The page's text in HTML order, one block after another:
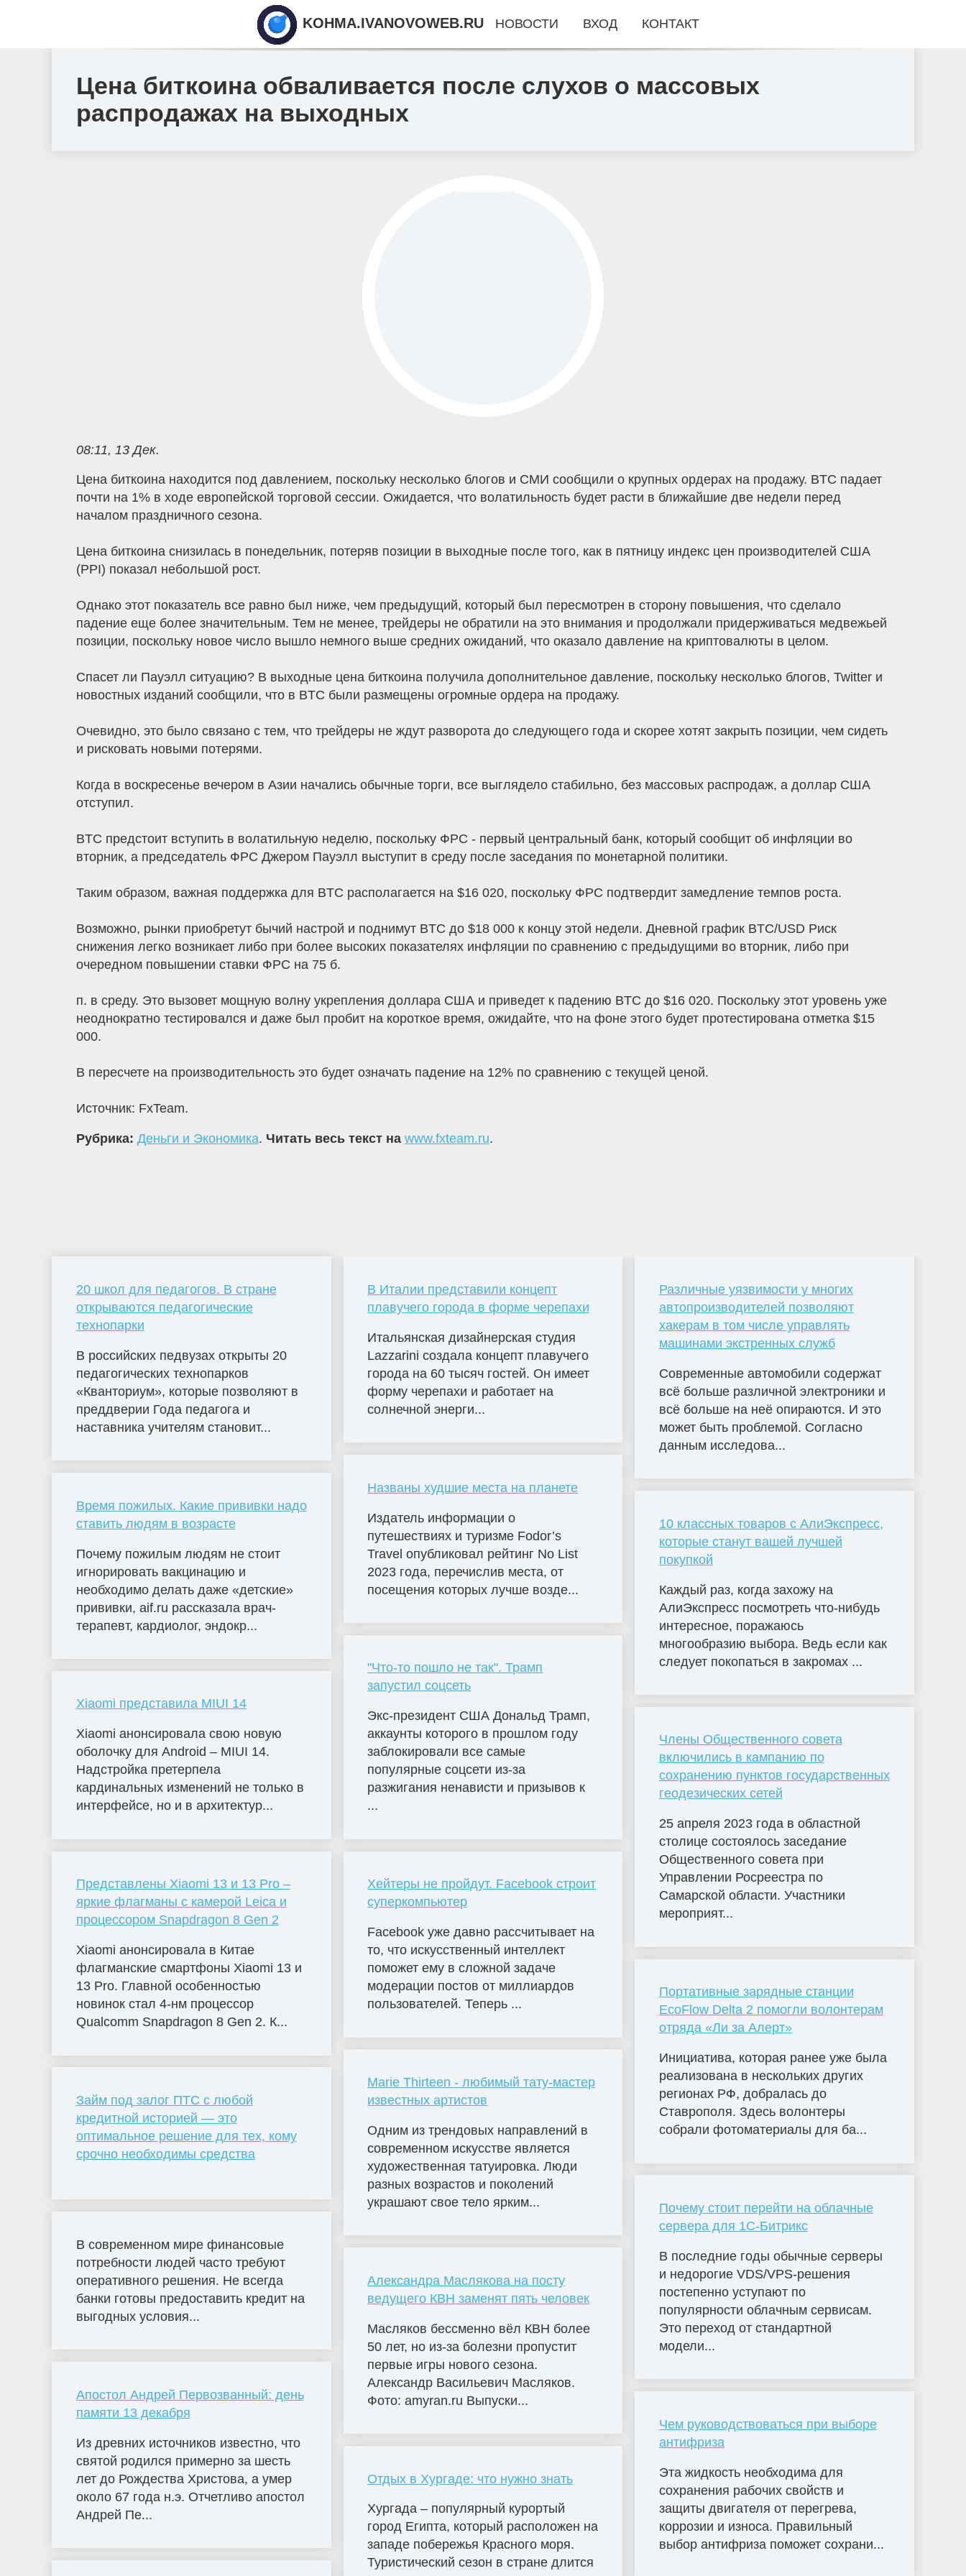
Цена биткоина обваливается после слухов о массовых
распродажах на выходных
08:11, 13 Дек.
Цена биткоина находится под давлением, поскольку несколько блогов и СМИ сообщили о крупных ордерах на продажу. BTC падает
почти на 1% в ходе европейской торговой сессии. Ожидается, что волатильность будет расти в ближайшие две недели перед
началом праздничного сезона.
Цена биткоина снизилась в понедельник, потеряв позиции в выходные после того, как в пятницу индекс цен производителей США
(PPI) показал небольшой рост.
Однако этот показатель все равно был ниже, чем предыдущий, который был пересмотрен в сторону повышения, что сделало
падение еще более значительным. Тем не менее, трейдеры не обратили на это внимания и продолжали придерживаться медвежьей
позиции, поскольку новое число вышло немного выше средних ожиданий, что оказало давление на криптовалюты в целом.
Спасет ли Пауэлл ситуацию? В выходные цена биткоина получила дополнительное давление, поскольку несколько блогов, Twitter и
новостных изданий сообщили, что в BTC были размещены огромные ордера на продажу.
Очевидно, это было связано с тем, что трейдеры не ждут разворота до следующего года и скорее хотят закрыть позиции, чем сидеть
и рисковать новыми потерями.
Когда в воскресенье вечером в Азии начались обычные торги, все выглядело стабильно, без массовых распродаж, а доллар США
отступил.
BTC предстоит вступить в волатильную неделю, поскольку ФРС - первый центральный банк, который сообщит об инфляции во
вторник, а председатель ФРС Джером Пауэлл выступит в среду после заседания по монетарной политики.
Таким образом, важная поддержка для BTC располагается на $16 020, поскольку ФРС подтвердит замедление темпов роста.
Возможно, рынки приобретут бычий настрой и поднимут BTC до $18 000 к концу этой недели. Дневной график BTC/USD Риск
снижения легко возникает либо при более высоких показателях инфляции по сравнению с предыдущими во вторник, либо при
очередном повышении ставки ФРС на 75 б.
п. в среду. Это вызовет мощную волну укрепления доллара США и приведет к падению BTC до $16 020. Поскольку этот уровень уже
неоднократно тестировался и даже был пробит на короткое время, ожидайте, что на фоне этого будет протестирована отметка $15
000.
В пересчете на производительность это будет означать падение на 12% по сравнению с текущей ценой.
Источник: FxTeam.
Рубрика: Деньги и Экономика. Читать весь текст на www.fxteam.ru.
20 школ для педагогов. В стране
открываются педагогические
технопарки
В российских педвузах открыты 20
педагогических технопарков
«Кванториум», которые позволяют в
преддверии Года педагога и
наставника учителям становит...
Время пожилых. Какие прививки надо
ставить людям в возрасте
Почему пожилым людям не стоит
игнорировать вакцинацию и
необходимо делать даже «детские»
прививки, aif.ru рассказала врач-
терапевт, кардиолог, эндокр...
Xiaomi представила MIUI 14
Xiaomi анонсировала свою новую
оболочку для Android – MIUI 14.
Надстройка претерпела
кардинальных изменений не только в
интерфейсе, но и в архитектур...
Представлены Xiaomi 13 и 13 Pro –
яркие флагманы с камерой Leica и
процессором Snapdragon 8 Gen 2
Xiaomi анонсировала в Китае
флагманские смартфоны Xiaomi 13 и
13 Pro. Главной особенностью
новинок стал 4-нм процессор
Qualcomm Snapdragon 8 Gen 2. К...
Займ под залог ПТС с любой
кредитной историей — это
оптимальное решение для тех, кому
срочно необходимы средства
В современном мире финансовые
потребности людей часто требуют
оперативного решения. Не всегда
банки готовы предоставить кредит на
выгодных условия...
Апостол Андрей Первозванный: день
памяти 13 декабря
Из древних источников известно, что
святой родился примерно за шесть
лет до Рождества Христова, а умер
около 67 года н.э. Отчетливо апостол
Андрей Пе...
В Италии представили концепт
плавучего города в форме черепахи
Итальянская дизайнерская студия
Lazzarini создала концепт плавучего
города на 60 тысяч гостей. Он имеет
форму черепахи и работает на
солнечной энерги...
Названы худшие места на планете
Издатель информации о
путешествиях и туризме Fodor’s
Travel опубликовал рейтинг No List
2023 года, перечислив места, от
посещения которых лучше возде...
"Что-то пошло не так". Трамп
запустил соцсеть
Экс-президент США Дональд Трамп,
аккаунты которого в прошлом году
заблокировали все самые
популярные соцсети из-за
разжигания ненависти и призывов к
...
Хейтеры не пройдут. Facebook строит
суперкомпьютер
Facebook уже давно рассчитывает на
то, что искусственный интеллект
поможет ему в сложной задаче
модерации постов от миллиардов
пользователей. Теперь ...
Marie Thirteen - любимый тату-мастер
известных артистов
Одним из трендовых направлений в
современном искусстве является
художественная татуировка. Люди
разных возрастов и поколений
украшают свое тело ярким...
Александра Маслякова на посту
ведущего КВН заменят пять человек
Масляков бессменно вёл КВН более
50 лет, но из-за болезни пропустит
первые игры нового сезона.
Александр Васильевич Масляков.
Фото: amyran.ru Выпуски...
Отдых в Хургаде: что нужно знать
Хургада – популярный курортый
город Египта, который расположен на
западе побережья Красного моря.
Туристический сезон в стране длится
Различные уязвимости у многих
автопроизводителей позволяют
хакерам в том числе управлять
машинами экстренных служб
Современные автомобили содержат
всё больше различной электроники и
всё больше на неё опираются. И это
может быть проблемой. Согласно
данным исследова...
10 классных товаров с АлиЭкспресс,
которые станут вашей лучшей
покупкой
Каждый раз, когда захожу на
АлиЭкспресс посмотреть что-нибудь
интересное, поражаюсь
многообразию выбора. Ведь если как
следует покопаться в закромах ...
Члены Общественного совета
включились в кампанию по
сохранению пунктов государственных
геодезических сетей
25 апреля 2023 года в областной
столице состоялось заседание
Общественного совета при
Управлении Росреестра по
Самарской области. Участники
мероприят...
Портативные зарядные станции
EcoFlow Delta 2 помогли волонтерам
отряда «Ли за Алерт»
Инициатива, которая ранее уже была
реализована в нескольких других
регионах РФ, добралась до
Ставрополя. Здесь волонтеры
собрали фотоматериалы для ба...
Почему стоит перейти на облачные
сервера для 1С-Битрикс
В последние годы обычные серверы
и недорогие VDS/VPS-решения
постепенно уступают по
популярности облачным сервисам.
Это переход от стандартной
модели...
Чем руководствоваться при выборе
антифриза
Эта жидкость необходима для
сохранения рабочих свойств и
защиты двигателя от перегрева,
коррозии и износа. Правильный
выбор антифриза поможет сохрани...
KOHMA.IVANOVOWEB.RU НОВОСТИ ВХОД КОНТАКТ